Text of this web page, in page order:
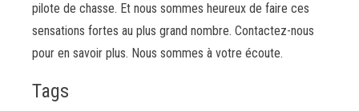
pilote de chasse. Et nous sommes heureux de faire ces
sensations fortes au plus grand nombre. Contactez-nous
pour en savoir plus. Nous sommes à votre écoute.
Tags